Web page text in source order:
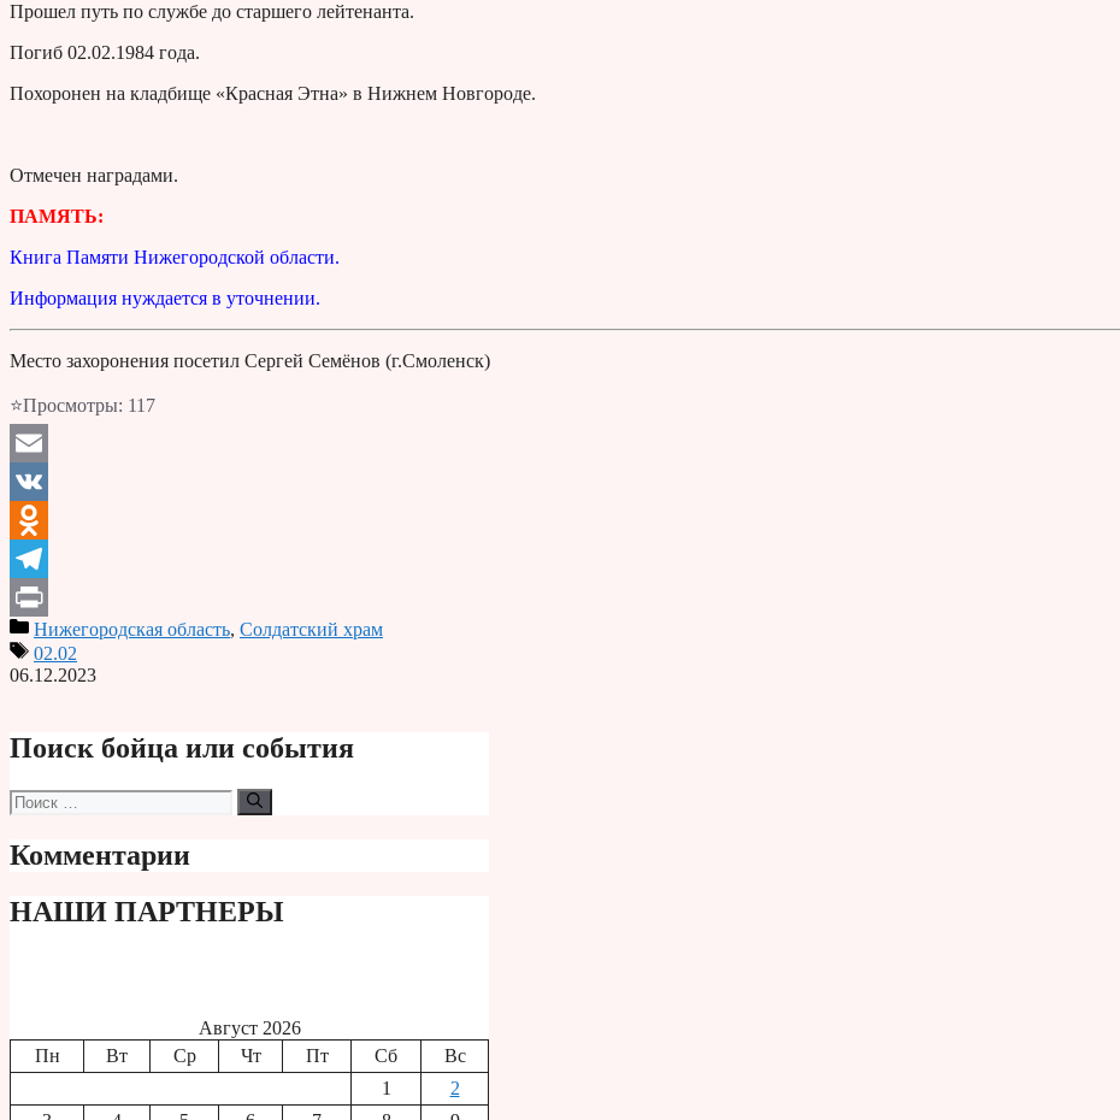
Прошел путь по службе до старшего лейтенанта.
Погиб 02.02.1984 года.
Похоронен на кладбище «Красная Этна» в Нижнем Новгороде.
Отмечен наградами.
ПАМЯТЬ:
Книга Памяти Нижегородской области.
Информация нуждается в уточнении.
Место захоронения посетил Сергей Семёнов (г.Смоленск)
⭐Просмотры: 117
Email
VK
Odnoklassniki
Telegram
PrintНижегородская область, Солдатский храм
02.02
06.12.2023
Поиск бойца или события
Поиск:
Комментарии
НАШИ ПАРТНЕРЫ
Август 2026
Пн
Вт Ср Чт Пт Сб
Вс
1
2